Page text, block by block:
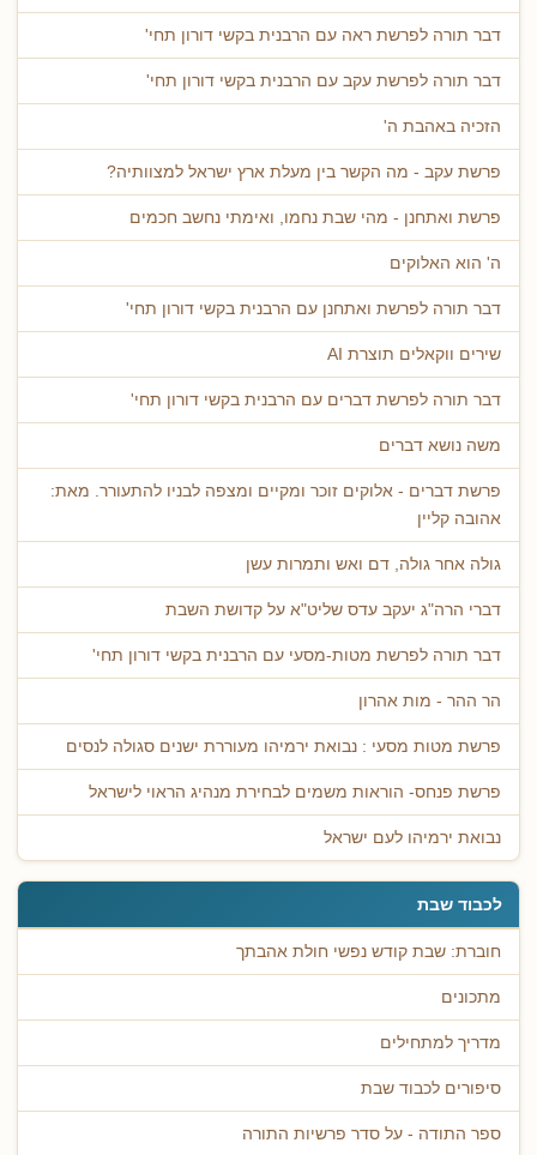
דבר תורה לפרשת ראה עם הרבנית בקשי דורון תחי'
דבר תורה לפרשת עקב עם הרבנית בקשי דורון תחי'
הזכיה באהבת ה'
פרשת עקב - מה הקשר בין מעלת ארץ ישראל למצוותיה?
פרשת ואתחנן - מהי שבת נחמו, ואימתי נחשב חכמים
ה' הוא האלוקים
דבר תורה לפרשת ואתחנן עם הרבנית בקשי דורון תחי'
שירים ווקאלים תוצרת AI
דבר תורה לפרשת דברים עם הרבנית בקשי דורון תחי'
משה נושא דברים
פרשת דברים - אלוקים זוכר ומקיים ומצפה לבניו להתעורר. מאת:
אהובה קליין
גולה אחר גולה, דם ואש ותמרות עשן
דברי הרה"ג יעקב עדס שליט"א על קדושת השבת
דבר תורה לפרשת מטות-מסעי עם הרבנית בקשי דורון תחי'
הר ההר - מות אהרון
פרשת מטות מסעי : נבואת ירמיהו מעוררת ישנים סגולה לנסים
פרשת פנחס- הוראות משמים לבחירת מנהיג הראוי לישראל
נבואת ירמיהו לעם ישראל
לכבוד שבת
חוברת: שבת קודש נפשי חולת אהבתך
מתכונים
מדריך למתחילים
סיפורים לכבוד שבת
ספר התודה - על סדר פרשיות התורה